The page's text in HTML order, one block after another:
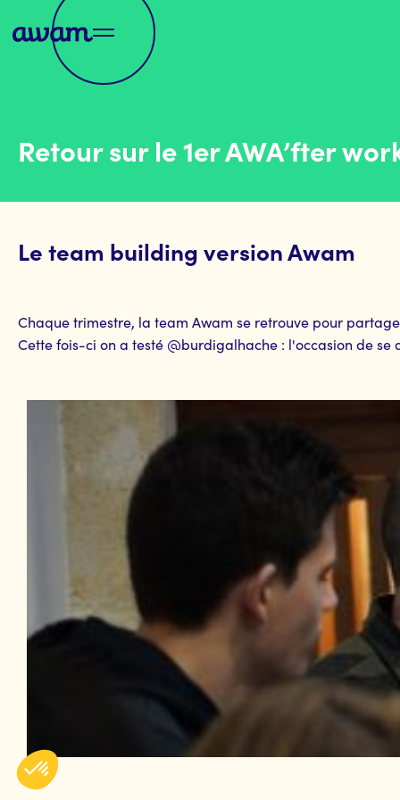
Retour sur le 1er AWA’fter
Le team building version Awam
Chaque trimestre, la team Awam se retrouve pour
Cette fois-ci on a testé @burdigalhache : l'occasion de